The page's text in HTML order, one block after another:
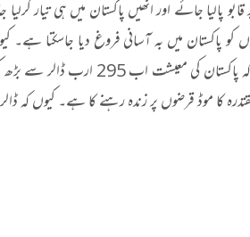
پالیا جائے اور انھیں پاکستان میں ہی تیار
کو پاکستان میں بہ آسانی فروغ دیا جاسکتا
کا موڈ قرضوں پر زندہ رہنے کا ہے۔ کیوں